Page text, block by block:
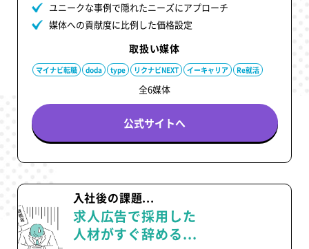
ユニークな事例で隠れたニーズにアプローチ
媒体への貢献度に比例した価格設定
取扱い媒体
マイナビ転職 doda type リクナビNEXT イーキャリア Re就活
全6媒体
公式サイトへ
入社後の課題...
求人広告で採用した
人材がすぐ辞める...